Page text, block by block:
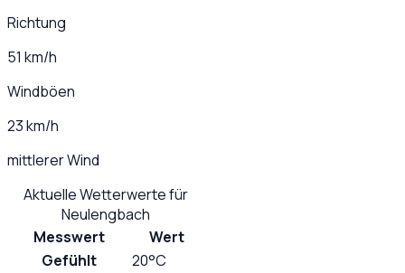
Richtung
51 km/h
Windböen
23 km/h
mittlerer Wind
Aktuelle Wetterwerte für
Neulengbach
Messwert
Wert
Gefühlt
20°C